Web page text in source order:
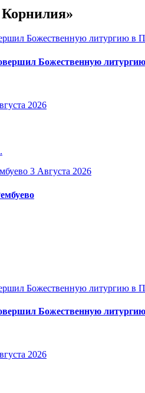
Божественную
2026
3 Августа 2026
Божественную
2026